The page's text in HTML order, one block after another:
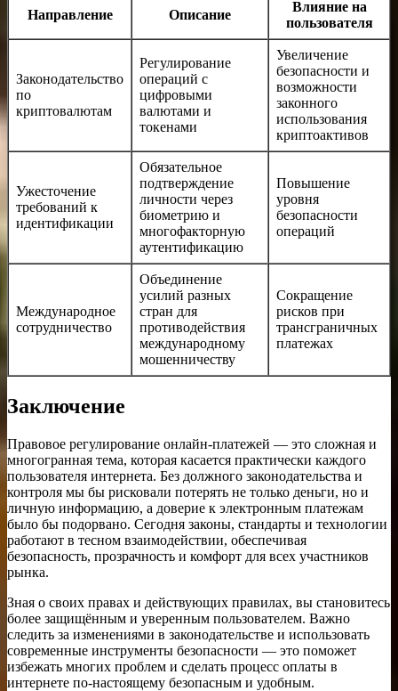
Направление Описание
Влияние на
пользователя
Законодательство
по
криптовалютам
Регулирование
операций с
цифровыми
валютами и
токенами
Увеличение
безопасности и
возможности
законного
использования
криптоактивов
Ужесточение
требований к
идентификации
Обязательное
подтверждение
личности через
биометрию и
многофакторную
аутентификацию
Повышение
уровня
безопасности
операций
Международное
сотрудничество
Объединение
усилий разных
стран для
противодействия
международному
мошенничеству
Сокращение
рисков при
трансграничных
платежах
Заключение
Правовое регулирование онлайн-платежей — это сложная и
многогранная тема, которая касается практически каждого
пользователя интернета. Без должного законодательства и
контроля мы бы рисковали потерять не только деньги, но и
личную информацию, а доверие к электронным платежам
было бы подорвано. Сегодня законы, стандарты и технологии
работают в тесном взаимодействии, обеспечивая
безопасность, прозрачность и комфорт для всех участников
рынка.
Зная о своих правах и действующих правилах, вы становитесь
более защищённым и уверенным пользователем. Важно
следить за изменениями в законодательстве и использовать
современные инструменты безопасности — это поможет
избежать многих проблем и сделать процесс оплаты в
интернете по-настоящему безопасным и удобным.